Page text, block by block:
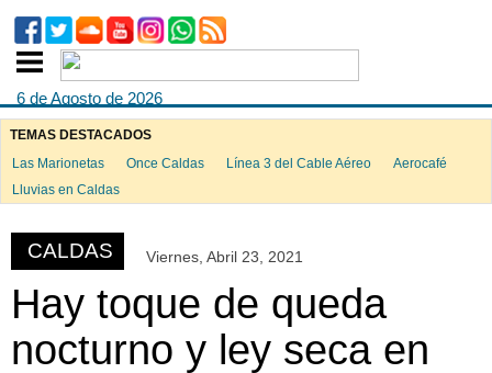
6 de Agosto de 2026
TEMAS DESTACADOS
Las Marionetas
Once Caldas Línea 3 del Cable Aéreo
Aerocafé
Lluvias en Caldas
CALDAS Viernes, Abril 23, 2021
Hay toque de queda
nocturno y ley seca en